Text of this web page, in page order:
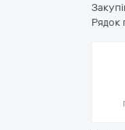
Рядок